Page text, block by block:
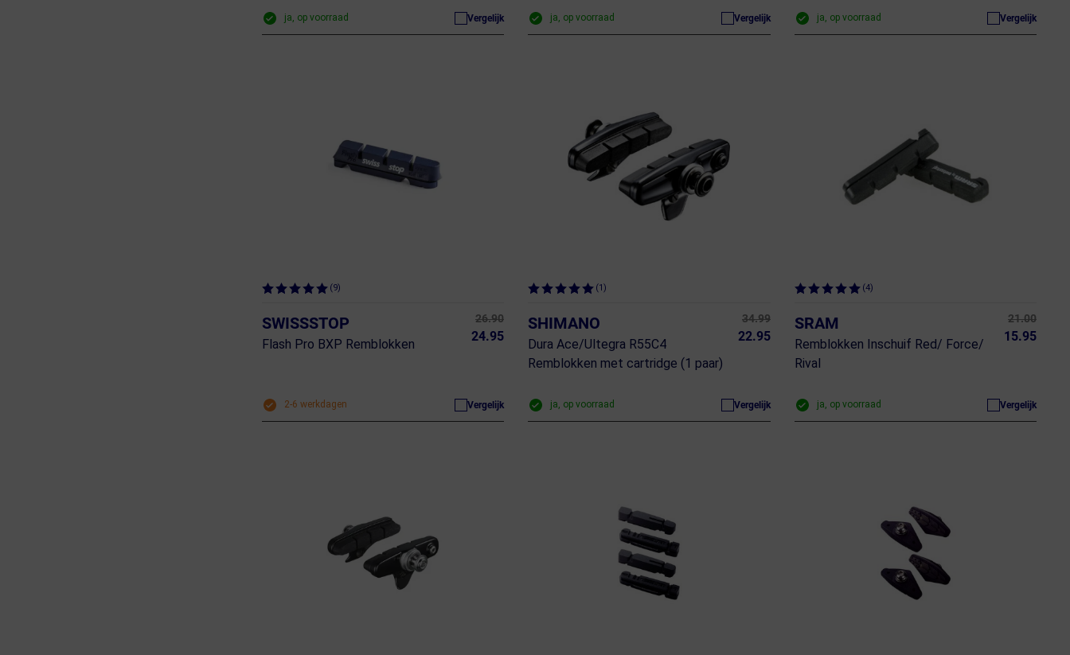
ja, op voorraad Vergelijk ja, op voorraad Vergelijk ja, op voorraad Vergelijk
(9)
SWISSSTOP
Flash Pro BXP Remblokken
26.90
24.95
2-6 werkdagen Vergelijk
(1)
SHIMANO
Dura Ace/Ultegra R55C4
Remblokken met cartridge (1 paar)
34.99
22.95
ja, op voorraad Vergelijk
(4)
SRAM
Remblokken Inschuif Red/ Force/
Rival
21.00
15.95
ja, op voorraad Vergelijk